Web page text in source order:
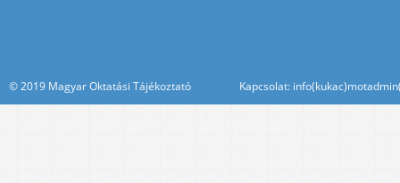
© 2019 Magyar Oktatási Tájékoztató Kapcsolat: